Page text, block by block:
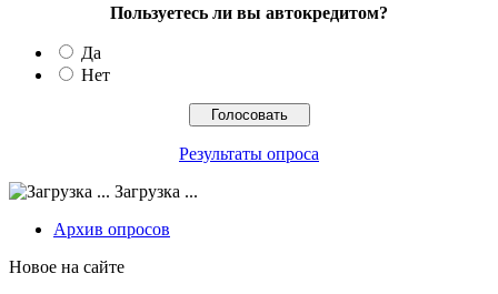
Пользуетесь ли вы автокредитом?
Да
Нет
Результаты опроса
Загрузка ...
Архив опросов
Новое на сайте